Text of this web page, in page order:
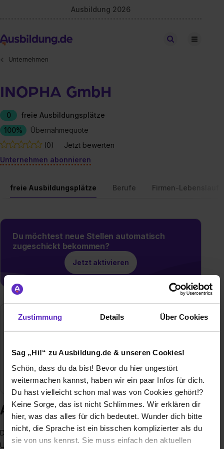
Zustimmung Details Über Cookies
Sag „Hi!“ zu Ausbildung.de & unseren Cookies!
Schön, dass du da bist! Bevor du hier ungestört
weitermachen kannst, haben wir ein paar Infos für dich.
Du hast vielleicht schon mal was von Cookies gehört!?
Keine Sorge, das ist nicht Schlimmes. Wir erklären dir
hier, was das alles für dich bedeutet. Wunder dich bitte
nicht, die Sprache ist ein bisschen komplizierter als du
sie von uns kennst. Sie muss einfach den aktuellen
Ausbildung 2026
Stellen finden
Unternehmen
INOPHA GmbH
0
freie Ausbildungsplätze
100%
Übernahmequote
(0)
Jetzt bewerten
Unternehmen abonnieren
freie Ausbildungsplätze Berufe Firmen-Lebenslauf
Du möchtest neue Stellen automatisch
zugeschickt bekommen?
Jetzt aktivieren
INOPHA GmbH
Branche Pharma / Chemie
Ausbildung bei INOPHA GmbH
Die INOPHA GmbH ist ein erfolgreiches, mittelständisches
Unternehmen für die Herstellung und den Vertrieb von